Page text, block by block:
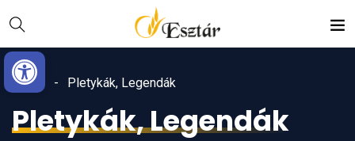
Eszköztár megnyitása
Content
navigációhoz
Home
Pletykák, Legendák
Pletykák, Legendák